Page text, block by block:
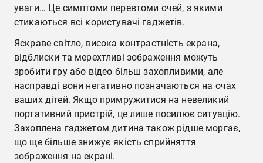
уваги… Це симптоми перевтоми очей, з якими
стикаються всі користувачі гаджетів.
Яскраве світло, висока контрастність екрана,
відблиски та мерехтливі зображення можуть
зробити гру або відео більш захопливими, але
насправді вони негативно позначаються на очах
ваших дітей. Якщо примружитися на невеликий
портативний пристрій, це лише посилює ситуацію.
Захоплена гаджетом дитина також рідше моргає,
що ще більше знижує якість сприйняття
зображення на екрані.